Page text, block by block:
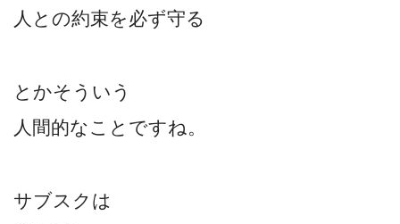
人との約束を必ず守る
とかそういう
人間的なことですね。
サブスクは